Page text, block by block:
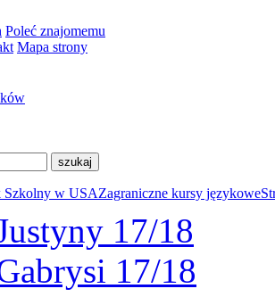
Poleć znajomemu
Mapa strony
Szkolny w USAZagraniczne kursy językowe
17/18
17/18